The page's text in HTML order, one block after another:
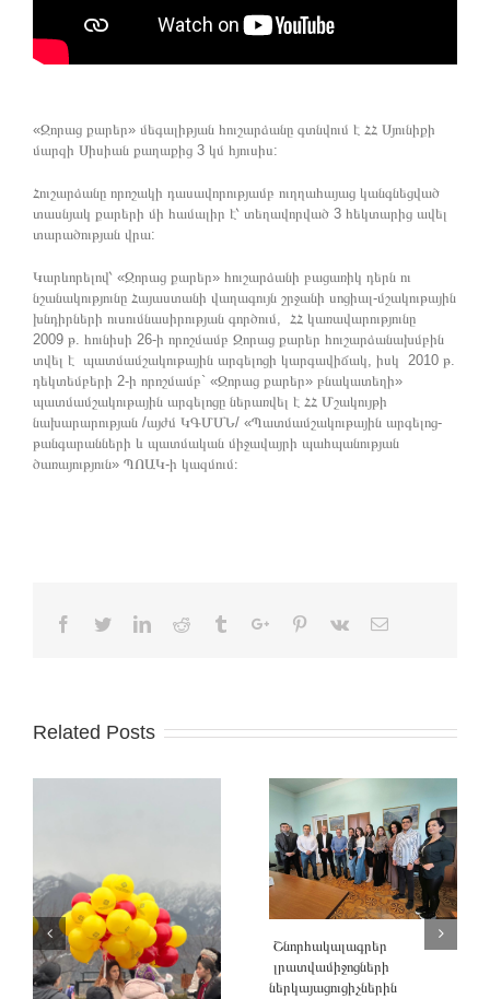
«Զորաց քարեր» մեգալիթյան հուշարձանը գտնվում է ՀՀ Սյունիքի
մարզի Սիսիան քաղաքից 3 կմ հյուսիս:
Հուշարձանը որոշակի դասավորությամբ ուղղահայաց կանգնեցված
տասնյակ քարերի մի համալիր է՝ տեղավորված 3 հեկտարից ավել
տարածության վրա:
Կարևորելով՝ «Զորաց քարեր» հուշարձանի բացառիկ դերն ու
նշանակությունը Հայաստանի վաղագույն շրջանի սոցիալ-մշակութային
խնդիրների ուսումնասիրության գործում, ՀՀ կառավարությունը
2009 թ. հունիսի 26-ի որոշմամբ Զորաց քարեր հուշարձանախմբին
տվել է պատմամշակութային արգելոցի կարգավիճակ, իսկ 2010 թ.
դեկտեմբերի 2-ի որոշմամբ` «Զորաց քարեր» բնակատեղի»
պատմամշակութային արգելոցը ներառվել է ՀՀ Մշակույթի
նախարարության /այժմ ԿԳՄՍՆ/ «Պատմամշակութային արգելոց-
թանգարանների և պատմական միջավայրի պահպանության
ծառայություն» ՊՈԱԿ-ի կազմում։
Facebook
TwitterLinkedinReddit TumblrGoogle+Pinterest
Vk Email
Related Posts
Շնորհակալագրեր
լրատվամիջոցների
ներկայացուցիչներին